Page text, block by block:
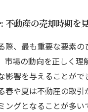
不動産の売却時期を
際、最も重要な要素の
場の動向を正しく理
影響を与えることがで
春や夏は不動産の取引
ングとなることが多い